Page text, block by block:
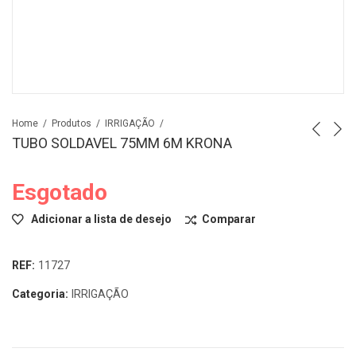
Home Produtos IRRIGAÇÃO
TUBO SOLDAVEL 75MM 6M KRONA
Esgotado
Adicionar a lista de desejo Comparar
REF: 11727
Categoria: IRRIGAÇÃO